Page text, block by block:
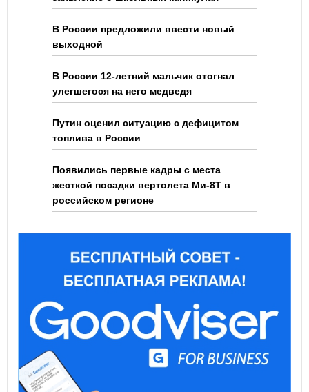
В России предложили ввести новый
выходной
В России 12-летний мальчик отогнал
улегшегося на него медведя
Путин оценил ситуацию с дефицитом
топлива в России
Появились первые кадры с места
жесткой посадки вертолета Ми-8Т в
российском регионе